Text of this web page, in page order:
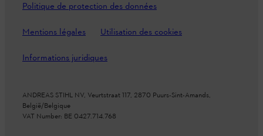
Politique de protection des données
Mentions légales Utilisation des cookies
Informations juridiques
ANDREAS STIHL NV, Veurtstraat 117, 2870 Puurs-Sint-Amands,
België/Belgique
VAT Number: BE 0427.714.768